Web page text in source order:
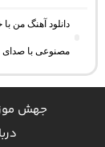
دانلود آهنگ من
مصنوعی با صدای
جهش